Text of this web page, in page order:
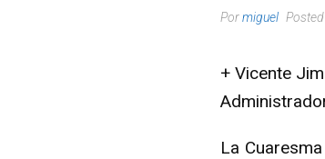
Pormiguel Posted
+ Vicente
La